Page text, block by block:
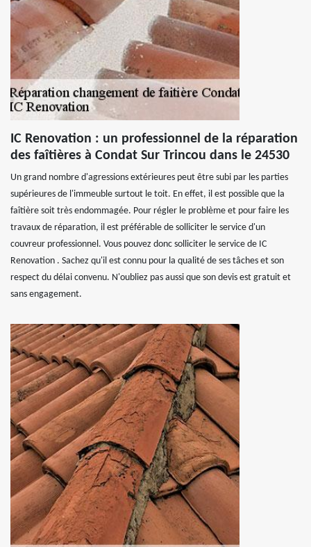
IC Renovation : un professionnel de la réparation
des faîtières à Condat Sur Trincou dans le 24530
Un grand nombre d'agressions extérieures peut être subi par les parties
supérieures de l'immeuble surtout le toit. En effet, il est possible que la
faîtière soit très endommagée. Pour régler le problème et pour faire les
travaux de réparation, il est préférable de solliciter le service d'un
couvreur professionnel. Vous pouvez donc solliciter le service de IC
Renovation . Sachez qu'il est connu pour la qualité de ses tâches et son
respect du délai convenu. N'oubliez pas aussi que son devis est gratuit et
sans engagement.